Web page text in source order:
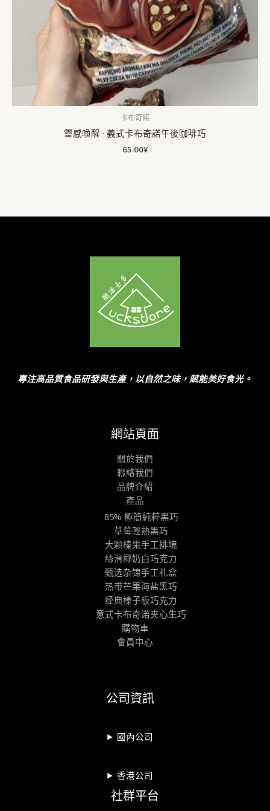
卡布奇諾
靈感喚醒 · 義式卡布奇諾午後咖啡巧
65.00¥
專注高品質食品研發與生產，以自然之味，賦能美好食光。
網站頁面
關於我們
聯絡我們
品牌介紹
產品
85% 極簡純粹黑巧
草莓輕熟黑巧
大顆榛果手工排塊
絲滑椰奶白巧克力
甄选杂锦手工礼盒
热带芒果海盐黑巧
经典榛子板巧克力
意式卡布奇诺夹心生巧
購物車
會員中心
公司資訊
國內公司
香港公司
社群平台